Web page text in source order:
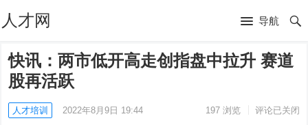
人才网 导航
快讯：两市低开高走创指盘中拉升 赛道
股再活跃
人才培训 2022年8月9日 19:44 197浏览 评论已关闭